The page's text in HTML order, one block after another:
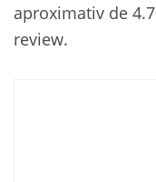
aproximativ de
review.